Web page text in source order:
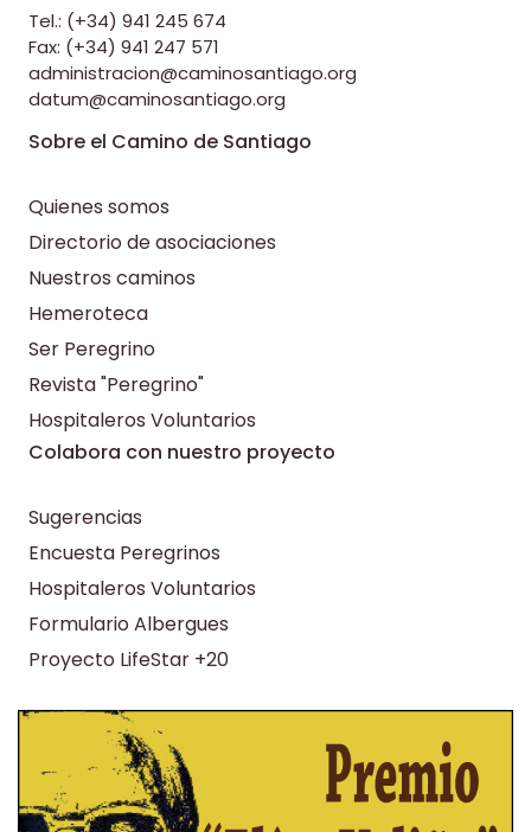
Tel.: (+34) 941 245 674
Fax: (+34) 941 247 571
administracion@caminosantiago.org
datum@caminosantiago.org
Sobre el Camino de Santiago
Quienes somos
Directorio de asociaciones
Nuestros caminos
Hemeroteca
Ser Peregrino
Revista "Peregrino"
Hospitaleros Voluntarios
Colabora con nuestro proyecto
Sugerencias
Encuesta Peregrinos
Hospitaleros Voluntarios
Formulario Albergues
Proyecto LifeStar +20